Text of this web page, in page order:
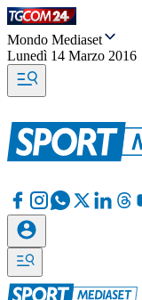
Mondo Mediaset
Lunedì 14 Marzo 2016